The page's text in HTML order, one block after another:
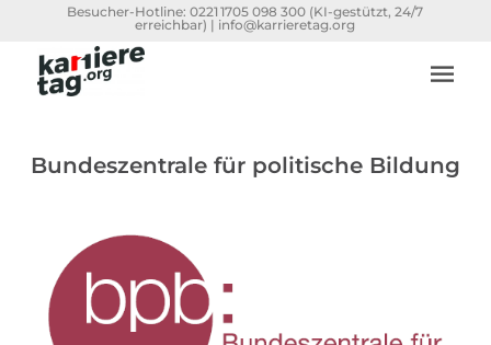
Besucher-Hotline:0221 1705 098 300 (KI-gestützt, 24/7
erreichbar) | info@karrieretag.org
Bundeszentrale für politische Bildung